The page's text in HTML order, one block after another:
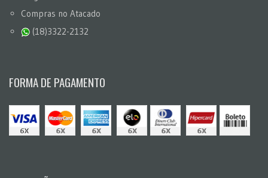
Compras no Atacado
(18)3322-2132
FORMA DE PAGAMENTO